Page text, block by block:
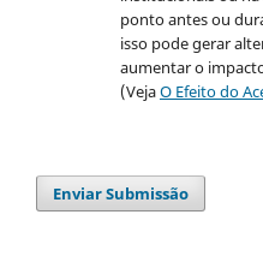
ponto antes ou
isso pode gerar
aumentar o
(VejaO Efeito do
Enviar Submissão